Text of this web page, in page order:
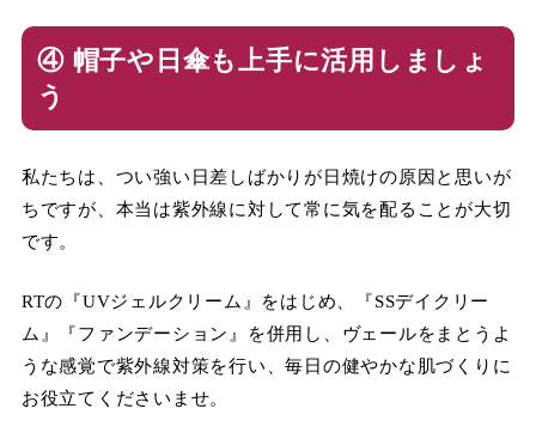
④ 帽子や日傘も上手に活用しましょ
う
私たちは、つい強い日差しばかりが日焼けの原因と思いが
ちですが、本当は紫外線に対して常に気を配ることが大切
です。
RTの『UVジェルクリーム』をはじめ、『SSデイクリー
ム』『ファンデーション』を併用し、ヴェールをまとうよ
うな感覚で紫外線対策を行い、毎日の健やかな肌づくりに
お役立てくださいませ。